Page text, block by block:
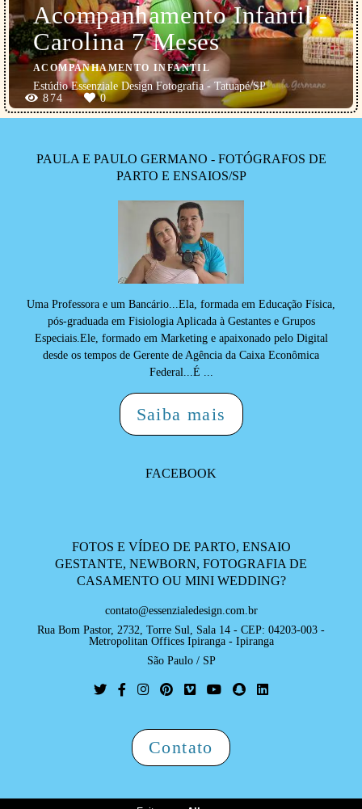
Acompanhamento Infantil -
Carolina 7 Meses
ACOMPANHAMENTO INFANTIL
Estúdio Essenziale Design Fotografia - Tatuapé/SP
874
0
PAULA E PAULO GERMANO - FOTÓGRAFOS DE
PARTO E ENSAIOS/SP
Uma Professora e um Bancário...Ela, formada em Educação Física,
pós-graduada em Fisiologia Aplicada à Gestantes e Grupos
Especiais.Ele, formado em Marketing e apaixonado pelo Digital
desde os tempos de Gerente de Agência da Caixa Econômica
Federal...É ...
Saiba mais
FACEBOOK
FOTOS E VÍDEO DE PARTO, ENSAIO
GESTANTE, NEWBORN, FOTOGRAFIA DE
CASAMENTO OU MINI WEDDING?
contato@essenzialedesign.com.br
Rua Bom Pastor, 2732, Torre Sul, Sala 14 - CEP: 04203-003 -
Metropolitan Offices Ipiranga - Ipiranga
São Paulo / SP
Contato